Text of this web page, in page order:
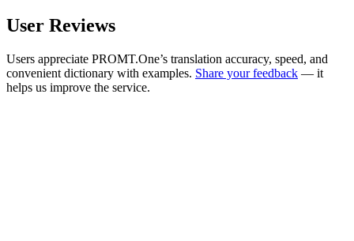
User Reviews
Users appreciate PROMT.One’s translation accuracy, speed, and
convenient dictionary with examples. Share your feedback — it
helps us improve the service.